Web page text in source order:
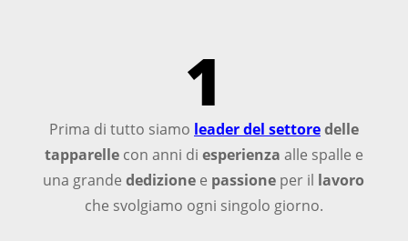
1
Prima di tutto siamo leader del settoredelle
tapparellecon anni di esperienza alle spalle e
una grandededizione e passione per il lavoro
che svolgiamo ogni singolo giorno.